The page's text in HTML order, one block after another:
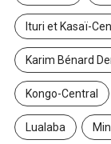
Ituri et Kasaï-
Karim Bénard
Kongo-Central
Lualaba